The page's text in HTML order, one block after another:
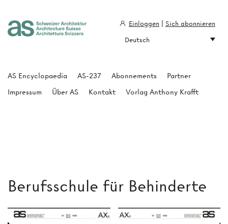
Berufsschule für Behinderte
AS Encyclopaedia AS-237 Abonnements
Partner
Impressum
Über AS Kontakt Vorlag Anthony Krafft
Einloggen
Sich abonnieren
Deutsch